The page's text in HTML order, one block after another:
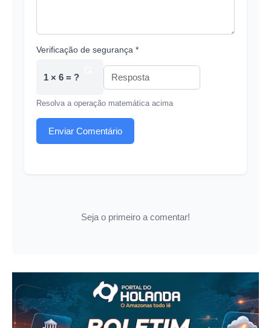
Verificação de segurança *
1 × 6 = ?
Resolva a operação matemática acima
Enviar Comentário
Seja o primeiro a comentar!